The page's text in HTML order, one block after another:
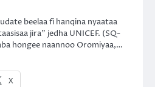
beelaa fi hanqina nyaataa
jira” jedha UNICEF. (SQ-
hongee naannoo Oromiyaa,…
X